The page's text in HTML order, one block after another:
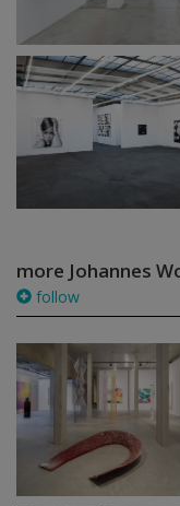
more Johannes
follow